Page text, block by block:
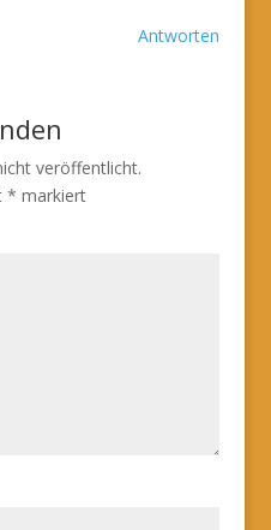
Antworten
veröffentlicht.
* markiert